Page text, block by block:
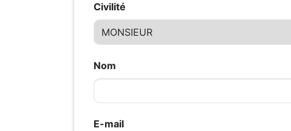
Civilité
Nom
E-mail